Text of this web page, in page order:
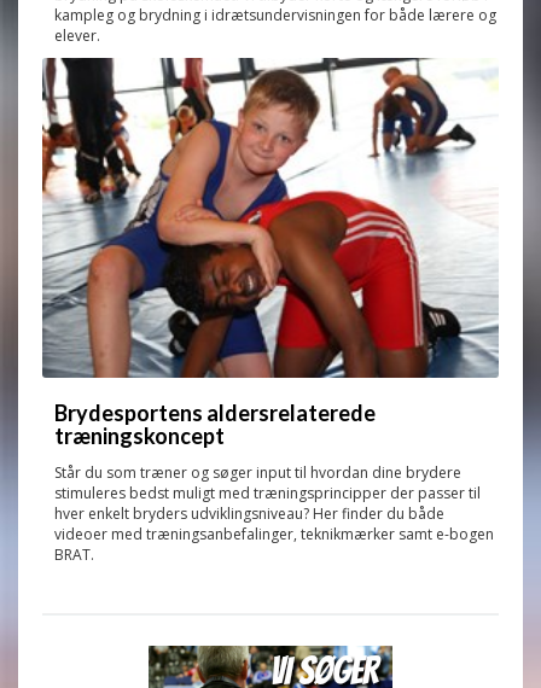
kampleg og brydning i idrætsundervisningen for både lærere og
elever.
Brydesportens aldersrelaterede
træningskoncept
Står du som træner og søger input til hvordan dine brydere
stimuleres bedst muligt med træningsprincipper der passer til
hver enkelt bryders udviklingsniveau? Her finder du både
videoer med træningsanbefalinger, teknikmærker samt e-bogen
BRAT.